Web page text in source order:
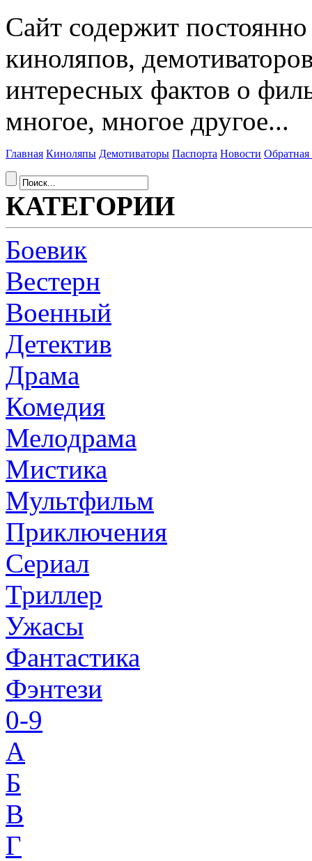
Сайт содержит
киноляпов,
интересных фактов о
многое, многое другое...
Главная Киноляпы Демотиваторы Паспорта Новости Обратная
КАТЕГОРИИ
Боевик
Вестерн
Военный
Детектив
Драма
Комедия
Мелодрама
Мистика
Мультфильм
Приключения
Сериал
Триллер
Ужасы
Фантастика
Фэнтези
0-9
A
Б
В
Г